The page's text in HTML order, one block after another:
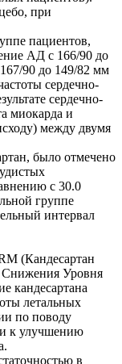
при
пациентов,
АД с 166/90 до
90 до 149/82 мм
сердечно-
сердечно-
миокарда и
между двумя
было отмечено
с 30.0
группе
интервал
(Кандесартан
Снижения Уровня
кандесартана
летальных
по поводу
и к улучшению
в